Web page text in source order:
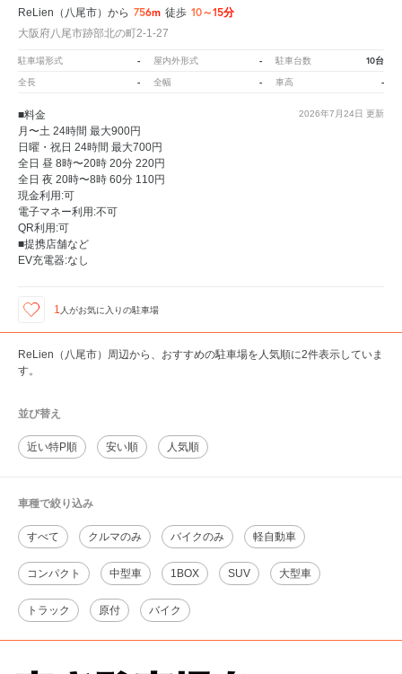
ReLien（八尾市）から 756m 徒歩 10～15分
大阪府八尾市跡部北の町2-1-27
駐車場形式 - 屋内外形式 - 駐車台数 10台
全長 - 全幅 - 車高 -
2026年7月24日 更新
■料金
月〜土 24時間 最大900円
日曜・祝日 24時間 最大700円
全日 昼 8時〜20時 20分 220円
全日 夜 20時〜8時 60分 110円
現金利用:可
電子マネー利用:不可
QR利用:可
■提携店舗など
EV充電器:なし
1 人がお気に入りの駐車場
ReLien（八尾市）周辺から、おすすめの駐車場を人気順に2件表示していま
す。
並び替え
近い特P順 安い順 人気順
車種で絞り込み
すべて クルマのみ バイクのみ 軽自動車
コンパクト 中型車 1BOX SUV 大型車
トラック 原付 バイク